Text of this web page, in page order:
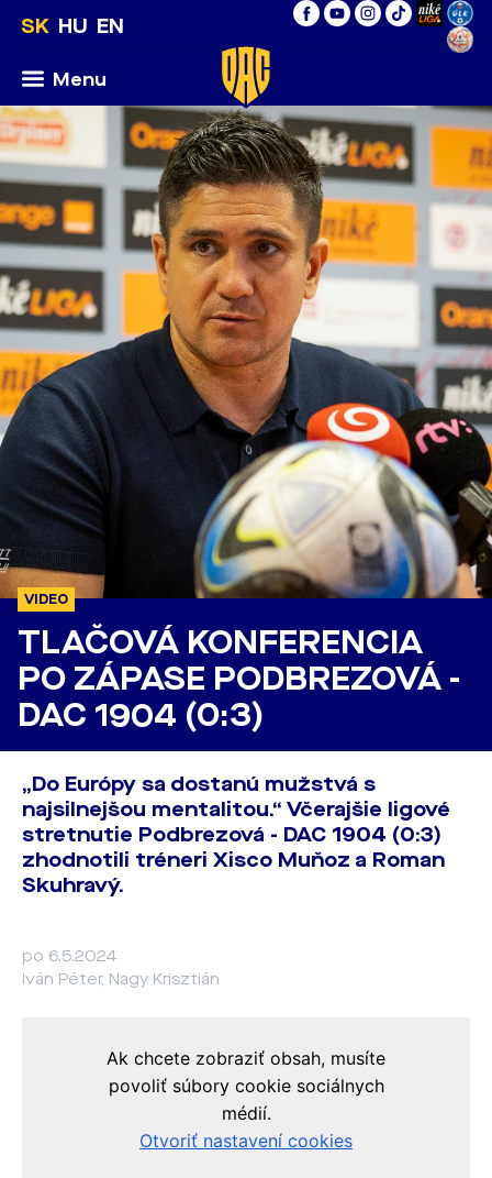
SK HU EN
Menu
VIDEO
TLAČOVÁ KONFERENCIA
PO ZÁPASE PODBREZOVÁ -
DAC 1904 (0:3)
„Do Európy sa dostanú mužstvá s
najsilnejšou mentalitou.“ Včerajšie ligové
stretnutie Podbrezová - DAC 1904 (0:3)
zhodnotili tréneri Xisco Muňoz a Roman
Skuhravý.
po 6.5.2024
Iván Péter, Nagy Krisztián